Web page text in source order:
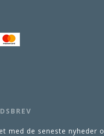
med de seneste nyheder